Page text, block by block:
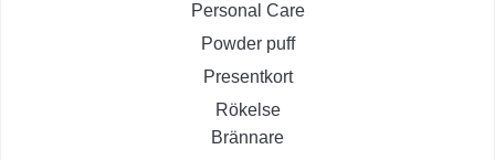
Personal Care
Powder puff
Presentkort
Rökelse
Brännare